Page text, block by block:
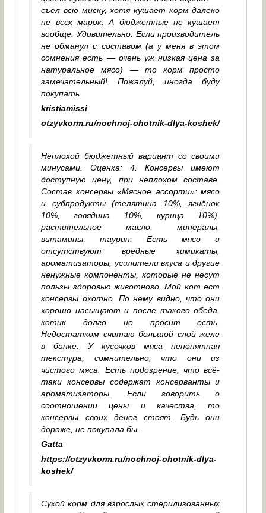
съел всю миску, хотя кушает корм далеко
не всех марок. А бюджетные не кушает
вообще. Удивительно. Если производитель
не обманул с составом (а у меня в этом
сомнения есть — очень уж низкая цена за
натуральное мясо) — то корм просто
замечательный! Пожалуй, иногда буду
покупать.
kristiamissi
otzyvkorm.ru/nochnoj-ohotnik-dlya-koshek/
Неплохой бюджетный вариант со своими
минусами. Оценка: 4. Консервы имеют
доступную цену, при неплохом составе.
Состав консервы «Мясное ассорти»: мясо
и субпродукты (телятина 10%, ягнёнок
10%, говядина 10%, курица 10%),
растительное масло, минералы,
витамины, таурин. Есть мясо и
отсутствуют вредные химикаты,
ароматизаторы, усилители вкуса и другие
ненужные компоненты, которые не несут
пользы здоровью животного. Мой кот ест
консервы охотно. По нему видно, что они
хорошо насыщают и после такого обеда,
котик долго не просит есть.
Недостатком считаю большой слой желе
в банке. У кусочков мяса непонятная
текстура, сомнительно, что они из
чистого мяса. Есть подозрение, что всё-
таки консервы содержат консерванты и
ароматизаторы. Если говорить о
соотношении цены и качества, то
консервы своих денег стоят. Будь они
дороже, не покупала бы.
Gatta
https://otzyvkorm.ru/nochnoj-ohotnik-dlya-
koshek/
Сухой корм для взрослых стерилизованных